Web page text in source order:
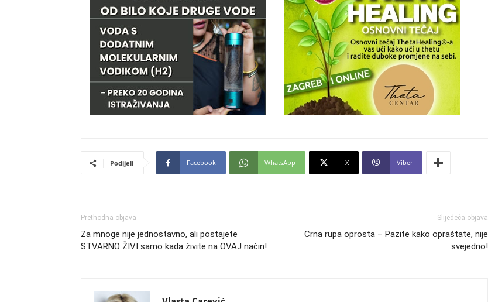
Podijeli Facebook WhatsApp X Viber
Prethodna objava
Za mnoge nije jednostavno, ali postajete
STVARNO ŽIVI samo kada živite na OVAJ način!
Slijedeća objava
Crna rupa oprosta – Pazite kako opraštate, nije
svejedno!